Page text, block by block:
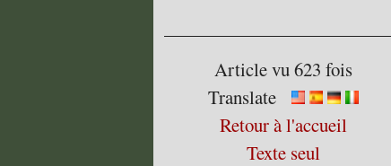
Article vu 623 fois
Translate
Retour à l'accueil
Texte seul